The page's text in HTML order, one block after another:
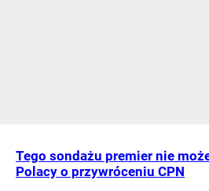
Tego sondażu premier nie
Polacy o przywróceniu CPN